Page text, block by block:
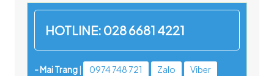
HOTLINE: 028 6681 4221
- Mai Trang| 0974 748 721 Zalo Viber